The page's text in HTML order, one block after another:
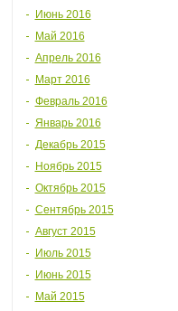
Июнь 2016
Май 2016
Апрель 2016
Март 2016
Февраль 2016
Январь 2016
Декабрь 2015
Ноябрь 2015
Октябрь 2015
Сентябрь 2015
Август 2015
Июль 2015
Июнь 2015
Май 2015